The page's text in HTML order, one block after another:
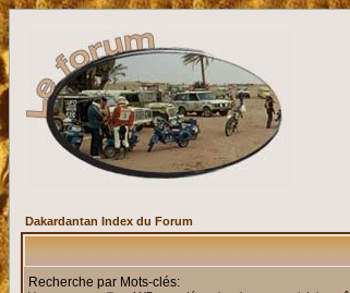
Dakardantan Index du Forum
Recherche par Mots-clés: